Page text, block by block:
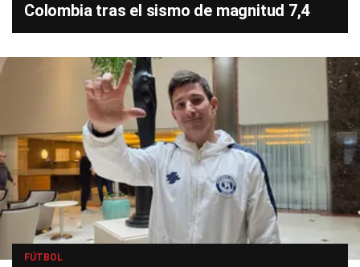
Colombia tras el sismo de magnitud 7,4
FÚTBOL